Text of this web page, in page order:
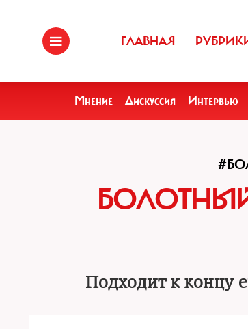
ГЛАВНАЯ
Мнение Дискуссия Интервью
Подходит к концу